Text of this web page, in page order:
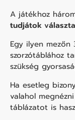
A játékhoz
tudjátok
Egy ilyen
szorzótáblához
szükség
Ha esetleg
valahol
táblázatot is